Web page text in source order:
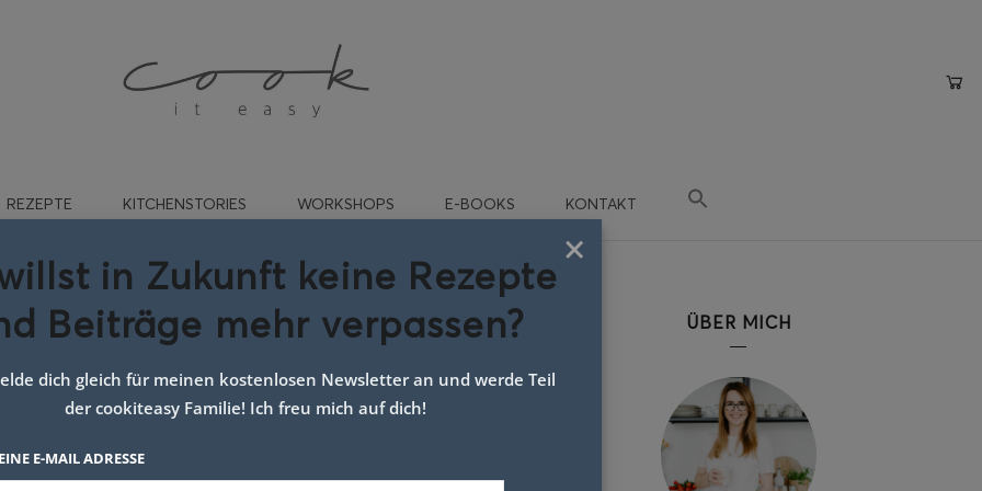
REZEPTE KITCHENSTORIES WORKSHOPS E-BOOKS KONTAKT
Pavlova google ÜBER MICH
×
in Zukunft keine Rezepte
Beiträge mehr verpassen?
dich gleich für meinen kostenlosen Newsletter an und werde Teil
der cookiteasy Familie! Ich freu mich auf dich!
E-MAIL ADRESSE